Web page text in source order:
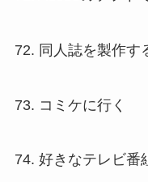
72. 同人誌を製作す
73. コミケに行く
74. 好きなテレビ番